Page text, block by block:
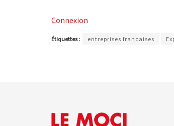
Connexion
Étiquettes : entreprises françaises